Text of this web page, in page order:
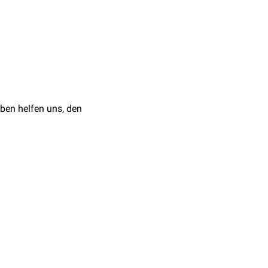
Wirkung
helfen uns, den